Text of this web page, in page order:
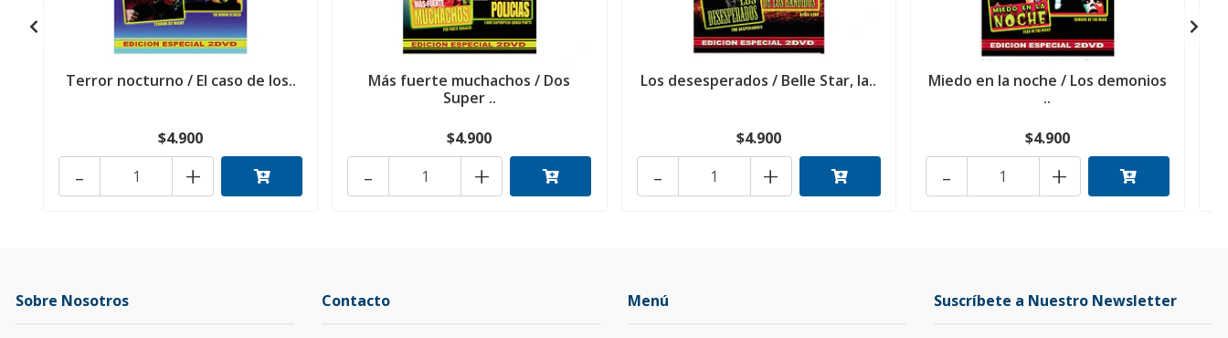
Terror nocturno / El caso de los..
$4.900
+
-
Más fuerte muchachos / Dos
Super ..
$4.900
+
-
Los desesperados / Belle Star, la..
$4.900
+
-
Miedo en la noche / Los demonios
..
$4.900
+
-
Sobre Nosotros Contacto Menú Suscríbete a Nuestro Newsletter